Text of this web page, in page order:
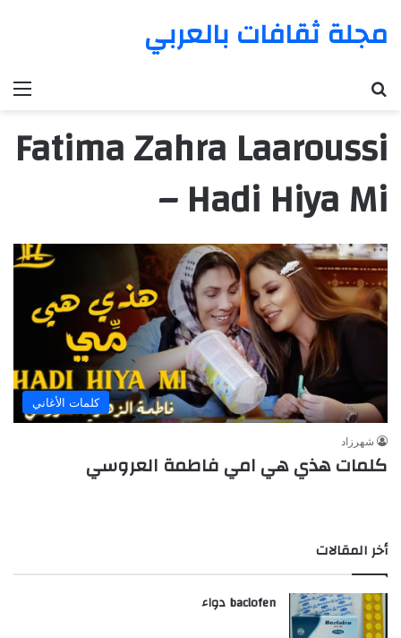
مجلة ثقافات بالعربي
Fatima Zahra Laaroussi
– Hadi Hiya Mi
كلمات الأغاني
شهرزاد
كلمات هذي هي امي فاطمة العروسي
أخر المقالات
baclofen دواء